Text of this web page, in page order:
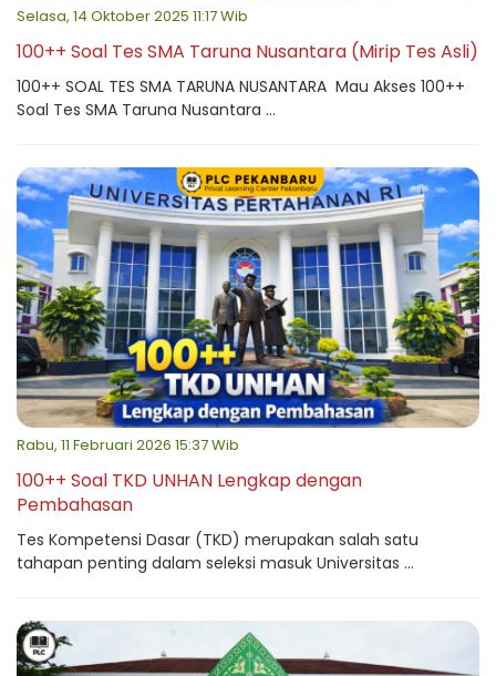
Selasa, 14 Oktober 2025 11:17 Wib
100++ Soal Tes SMA Taruna Nusantara (Mirip Tes Asli)
100++ SOAL TES SMA TARUNA NUSANTARA Mau Akses 100++
Soal Tes SMA Taruna Nusantara ...
Rabu, 11 Februari 2026 15:37 Wib
100++ Soal TKD UNHAN Lengkap dengan
Pembahasan
Tes Kompetensi Dasar (TKD) merupakan salah satu
tahapan penting dalam seleksi masuk Universitas ...